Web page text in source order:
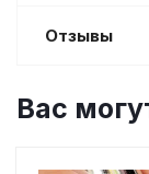
Отзывы
Вас